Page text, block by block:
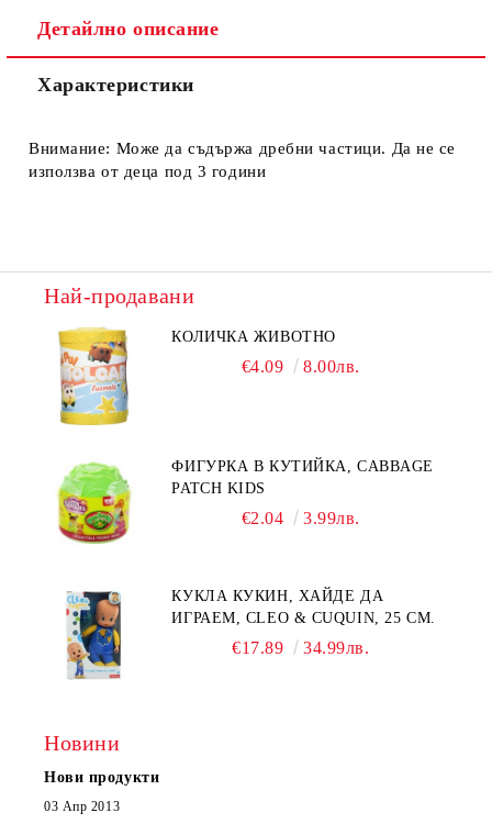
Детайлно описание
Характеристики
Внимание: Може да съдържа дребни частици. Да не се
използва от деца под 3 години
Най-продавани
КОЛИЧКА ЖИВОТНО
€4.09 8.00лв.
ФИГУРКА В КУТИЙКА, CABBAGE
PATCH KIDS
€2.04 3.99лв.
КУКЛА КУКИН, ХАЙДЕ ДА
ИГРАЕМ, CLEO & CUQUIN, 25 СМ.
€17.89 34.99лв.
Новини
Нови продукти
03 Апр 2013